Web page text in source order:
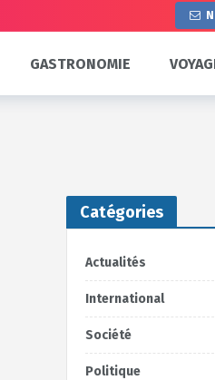
GASTRONOMIE
Catégories
Actualités
International
Société
Politique